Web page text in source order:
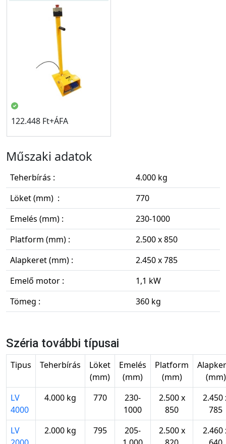
122.448 Ft+ÁFA
Műszaki adatok
Teherbírás :
4.000 kg
Löket (mm) :
770
Emelés (mm) :
230-1000
Platform (mm) :
2.500 x 850
Alapkeret (mm) :
2.450 x 785
Emelő motor :
1,1 kW
Tömeg :
360 kg
Széria további típusai
Tipus Teherbírás
Löket
(mm)
Emelés
(mm)
Platform
(mm)
(mm)
LV
4000
4.000 kg 770
230-
1000
2.500 x
850
2.450
785
LV
2.000 kg 795
205-
2.500 x
2.460